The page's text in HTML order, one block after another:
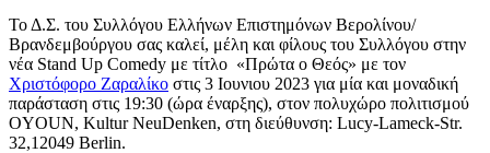
Το Δ.Σ. του Συλλόγου Ελλήνων Επιστημόνων Βερολίνου/
Βρανδεμβούργου σας καλεί, μέλη και φίλους του Συλλόγου στην
νέα Stand Up Comedy με τίτλο «Πρώτα ο Θεός» με τον
Χριστόφορο Ζαραλίκο στις 3 Ιουνιου 2023 για μία και μοναδική
παράσταση στις 19:30 (ώρα έναρξης), στον πολυχώρο πολιτισμού
OYOUN, Kultur NeuDenken, στη διεύθυνση: Lucy-Lameck-Str.
32,12049 Berlin.